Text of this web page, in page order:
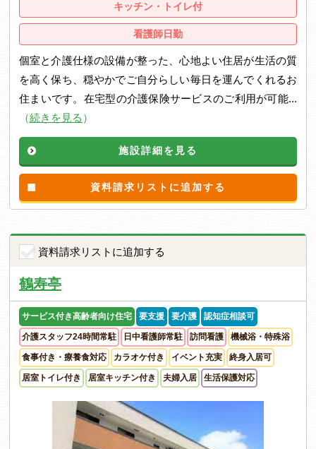
キッチン・トイレ付
看護師日勤
個室と介護仕様の設備が整った、心地よい住居が生活の質
を高く保ち、穏やかでご自分らしい毎日を運んでくれるお
住まいです。在宅型の介護保険サービスのご利用が可能...
（続きを見る ）
施設詳細を見る
資料請求リストに追加する
資料請求リストに追加する
鶴寿亭
サービス付き高齢者向け住宅 要支援 要介護 認知症相談可
介護スタッフ24時間常駐 日中看護師常駐 訪問看護 機械浴・特殊浴
食事付き・療養食対応 カラオケ付き イベント充実 終身入居可
居室トイレ付き 居室キッチン付き 夫婦入居 生活保護対応